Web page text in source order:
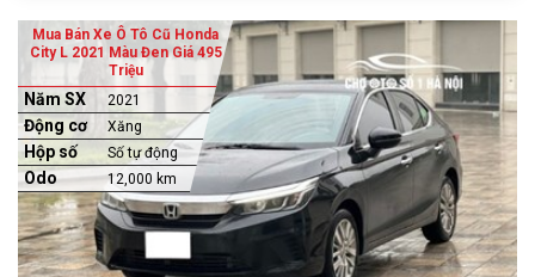
Mua Bán Xe Ô Tô Cũ Honda
City L 2021 Màu Đen Giá 495
Triệu
Năm SX 2021
Động cơ Xăng
Hộp số Số tự động
Odo 12,000 km